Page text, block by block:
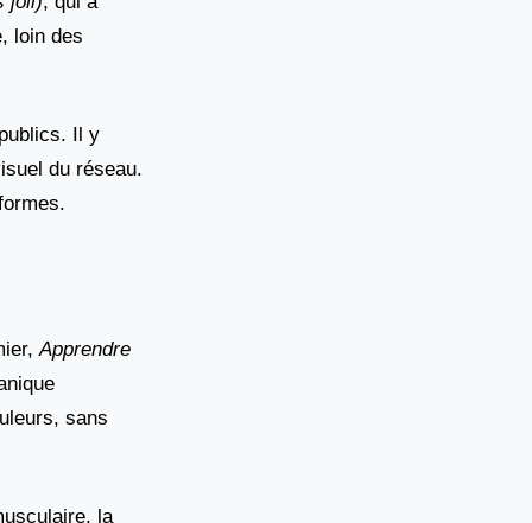
loin des
Il y
du réseau.
Apprendre
sans
la